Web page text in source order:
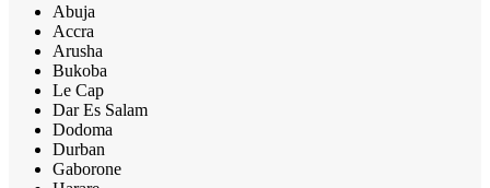
Abuja
Accra
Arusha
Bukoba
Le Cap
Dar Es Salam
Dodoma
Durban
Gaborone